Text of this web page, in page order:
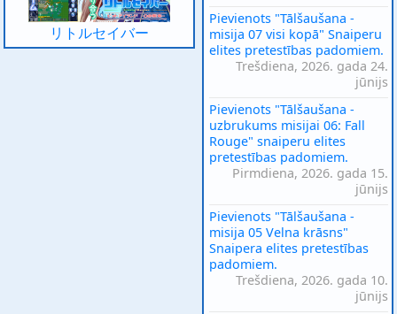
リトルセイバー
Pievienots "Tālšaušana -
misija 07 visi kopā" Snaiperu
elites pretestības padomiem.
Trešdiena, 2026. gada 24.
jūnijs
Pievienots "Tālšaušana -
uzbrukums misijai 06: Fall
Rouge" snaiperu elites
pretestības padomiem.
Pirmdiena, 2026. gada 15.
jūnijs
Pievienots "Tālšaušana -
misija 05 Velna krāsns"
Snaipera elites pretestības
padomiem.
Trešdiena, 2026. gada 10.
jūnijs